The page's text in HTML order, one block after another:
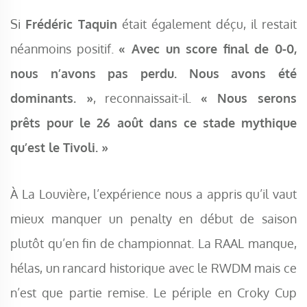
Si Frédéric Taquin était également déçu, il restait
néanmoins positif. « Avec un score final de 0-0,
nous n’avons pas perdu. Nous avons été
dominants. », reconnaissait-il. « Nous serons
prêts pour le 26 août dans ce stade mythique
qu’est le Tivoli. »
À La Louvière, l’expérience nous a appris qu’il vaut
mieux manquer un penalty en début de saison
plutôt qu’en fin de championnat. La RAAL manque,
hélas, un rancard historique avec le RWDM mais ce
n’est que partie remise. Le périple en Croky Cup